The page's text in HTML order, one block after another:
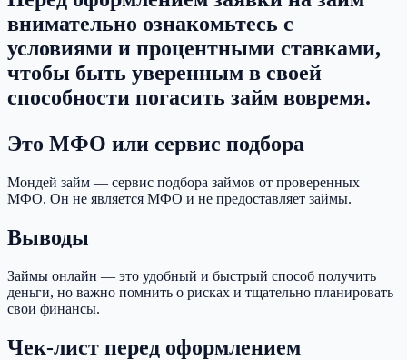
внимательно ознакомьтесь с
условиями и процентными ставками,
чтобы быть уверенным в своей
способности погасить займ вовремя.
Это МФО или сервис подбора
Мондей займ — сервис подбора займов от проверенных
МФО. Он не является МФО и не предоставляет займы.
Выводы
Займы онлайн — это удобный и быстрый способ получить
деньги, но важно помнить о рисках и тщательно планировать
свои финансы.
Чек-лист перед оформлением